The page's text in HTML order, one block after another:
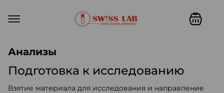
Анализы
Подготовка к исследованию
Взятие материала для исследования и направление